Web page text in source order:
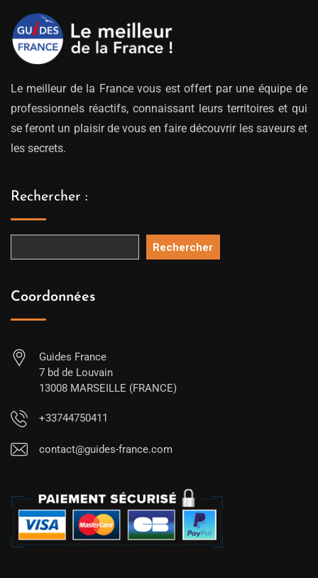
Le meilleur de la France vous est offert par une équipe de
professionnels réactifs, connaissant leurs territoires et qui
se feront un plaisir de vous en faire découvrir les saveurs et
les secrets.
Rechercher :
Rechercher
Coordonnées
Guides France
7 bd de Louvain
13008 MARSEILLE (FRANCE)
+33744750411
contact@guides-france.com